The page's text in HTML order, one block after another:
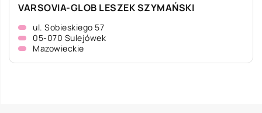
VARSOVIA-GLOB LESZEK SZYMAŃSKI
ul. Sobieskiego 57
05-070 Sulejówek
Mazowieckie